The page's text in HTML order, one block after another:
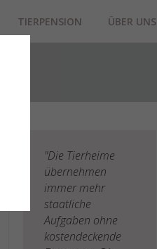
TIERPENSION ÜBER UNS
"Die Tierheime
übernehmen
immer mehr
staatliche
Aufgaben ohne
kostendeckende